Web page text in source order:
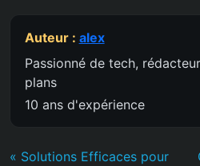
Auteur : alex
Passionné de tech,
plans
10 ans d'expérience
« Solutions Efficaces pour